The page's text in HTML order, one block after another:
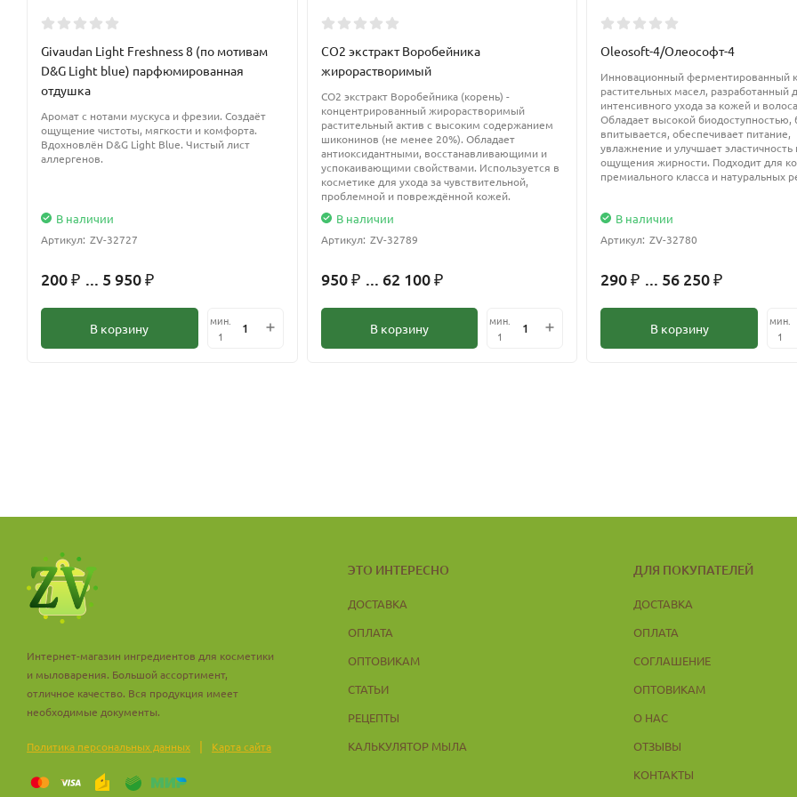
Полоксамер 184 особенно ценится в составах, где требуется мягкое очищение и растворение маслянистых компонентов без
кожи. Он незаменим в рецептурах с эфирными маслами и липофильными экстрактами.
Givaudan Light Freshness 8 (по мотивам
D&G Light blue) парфюмированная
отдушка
Аромат с нотами мускуса и фрезии. Создаёт
ощущение чистоты, мягкости и комфорта.
Вдохновлён D&G Light Blue. Чистый лист
аллергенов.
В наличии
Артикул: ZV-32727
200 ₽ ... 5 950 ₽
В корзину
мин.
1
СО2 экстракт Воробейника
жирорастворимый
CO2 экстракт Воробейника (корень) -
концентрированный жирорастворимый
растительный актив с высоким содержанием
шиконинов (не менее 20%). Обладает
антиоксидантными, восстанавливающими и
успокаивающими свойствами. Используется в
косметике для ухода за чувствительной,
проблемной и повреждённой кожей.
В наличии
Артикул: ZV-32789
950 ₽ ... 62 100 ₽
В корзину
мин.
1
Oleosoft-4/Олеософт-4
Инновационный ферментированный
растительных масел, разработанный
интенсивного ухода за кожей и
Обладает высокой биодоступностью,
впитывается, обеспечивает питание,
увлажнение и улучшает
ощущения жирности. Подходит для
премиального класса и натуральных
В наличии
Артикул: ZV-32780
290₽ ... 56 250₽
В корзину
мин.
1
Интернет-магазин ингредиентов для косметики
и мыловарения. Большой ассортимент,
отличное качество. Вся продукция имеет
необходимые документы.
Политика персональных данных | Карта сайта
ЭТО ИНТЕРЕСНО
ДОСТАВКА
ОПЛАТА
ОПТОВИКАМ
СТАТЬИ
РЕЦЕПТЫ
КАЛЬКУЛЯТОР МЫЛА
ДЛЯ ПОКУПАТЕЛЕЙ
ДОСТАВКА
ОПЛАТА
СОГЛАШЕНИЕ
ОПТОВИКАМ
О НАС
ОТЗЫВЫ
КОНТАКТЫ